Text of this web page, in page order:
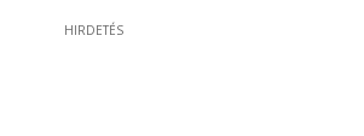
HIRDETÉS